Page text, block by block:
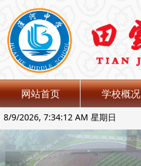
8/9/2026, 7:34:13 AM 星期日
网站首页 学校概况